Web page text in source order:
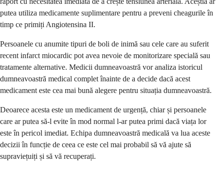
putea utiliza medicamente suplimentare pentru a preveni cheagurile în
timp ce primiți Angiotensina II.
Persoanele cu anumite tipuri de boli de inimă sau cele care au suferit
recent infarct miocardic pot avea nevoie de monitorizare specială sau
tratamente alternative. Medicii dumneavoastră vor analiza istoricul
dumneavoastră medical complet înainte de a decide dacă acest
medicament este cea mai bună alegere pentru situația dumneavoastră.
Deoarece acesta este un medicament de urgență, chiar și persoanele
care ar putea să-l evite în mod normal l-ar putea primi dacă viața lor
este în pericol imediat. Echipa dumneavoastră medicală va lua aceste
decizii în funcție de ceea ce este cel mai probabil să vă ajute să
supraviețuiți și să vă recuperați.